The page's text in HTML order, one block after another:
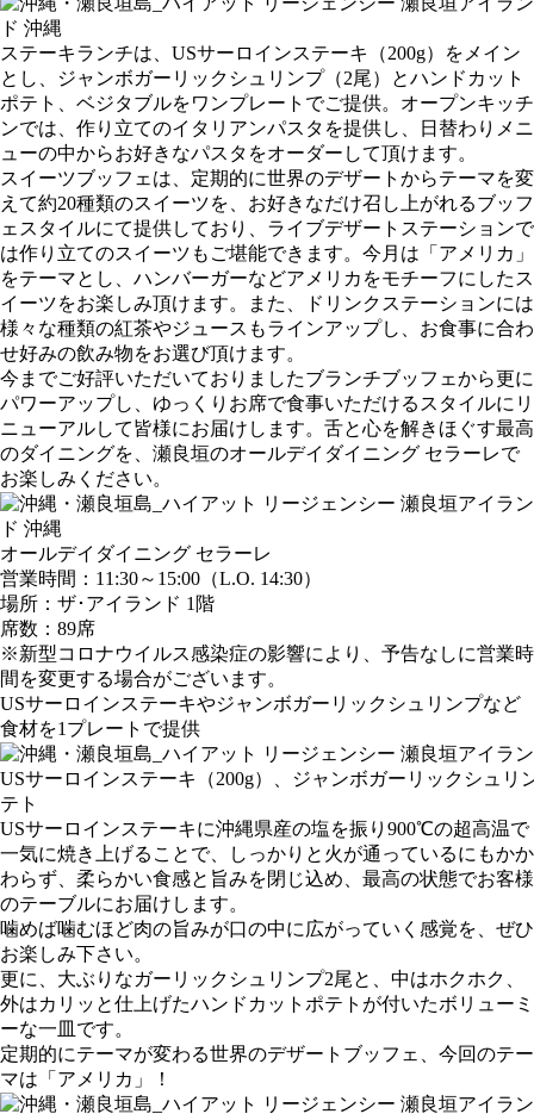
ステーキランチは、USサーロインステーキ（200g）をメイン
とし、ジャンボガーリックシュリンプ（2尾）とハンドカット
ポテト、ベジタブルをワンプレートでご提供。オープンキッチ
ンでは、作り立てのイタリアンパスタを提供し、日替わりメニ
ューの中からお好きなパスタをオーダーして頂けます。
スイーツブッフェは、定期的に世界のデザートからテーマを変
えて約20種類のスイーツを、お好きなだけ召し上がれるブッフ
ェスタイルにて提供しており、ライブデザートステーションで
は作り立てのスイーツもご堪能できます。今月は「アメリカ」
をテーマとし、ハンバーガーなどアメリカをモチーフにしたス
イーツをお楽しみ頂けます。また、ドリンクステーションには
様々な種類の紅茶やジュースもラインアップし、お食事に合わ
せ好みの飲み物をお選び頂けます。
今までご好評いただいておりましたブランチブッフェから更に
パワーアップし、ゆっくりお席で食事いただけるスタイルにリ
ニューアルして皆様にお届けします。舌と心を解きほぐす最高
のダイニングを、瀬良垣のオールデイダイニング セラーレで
お楽しみください。
オールデイダイニング セラーレ
営業時間：11:30～15:00（L.O. 14:30）
場所：ザ･アイランド 1階
席数：89席
※新型コロナウイルス感染症の影響により、予告なしに営業時
間を変更する場合がございます。
USサーロインステーキやジャンボガーリックシュリンプなど
食材を1プレートで提供
USサーロインステーキ（200g）、ジャンボガーリックシュリ
テト
USサーロインステーキに沖縄県産の塩を振り900℃の超高温で
一気に焼き上げることで、しっかりと火が通っているにもかか
わらず、柔らかい食感と旨みを閉じ込め、最高の状態でお客様
のテーブルにお届けします。
噛めば噛むほど肉の旨みが口の中に広がっていく感覚を、ぜひ
お楽しみ下さい。
更に、大ぶりなガーリックシュリンプ2尾と、中はホクホク、
外はカリッと仕上げたハンドカットポテトが付いたボリューミ
ーな一皿です。
定期的にテーマが変わる世界のデザートブッフェ、今回のテー
マは「アメリカ」！